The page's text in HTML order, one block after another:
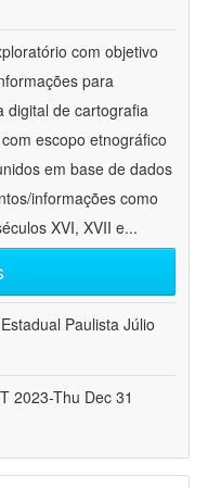
com objetivo
para
digital de cartografia
escopo etnográfico
em base de dados
informações como
XVI, XVII e...
Paulista Júlio
2023-Thu Dec 31